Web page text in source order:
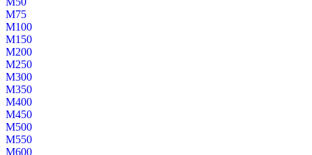
М75
М100
М150
М200
М250
М300
М350
М400
М450
М500
М550
М600